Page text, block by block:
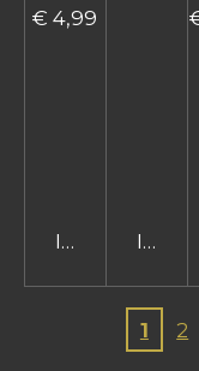
€ 4,99
In In
1 2